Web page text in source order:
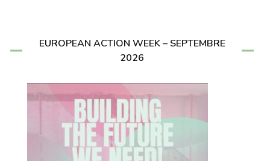
EUROPEAN ACTION WEEK – SEPTEMBRE
2026